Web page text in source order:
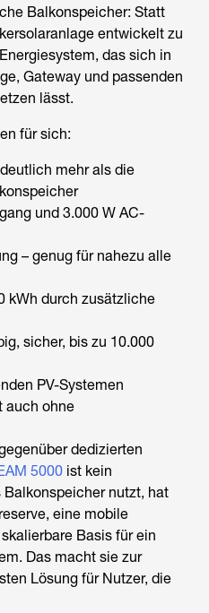
Balkonspeicher: Statt
entwickelt zu
das sich in
Gateway und passenden
lässt.
für sich:
mehr als die
und 3.000 W AC-
– genug für nahezu alle
kWh durch zusätzliche
sicher, bis zu 10.000
PV-Systemen
auch ohne
dedizierten
5000 ist kein
Balkonspeicher nutzt, hat
eine mobile
Basis für ein
Das macht sie zur
Lösung für Nutzer, die